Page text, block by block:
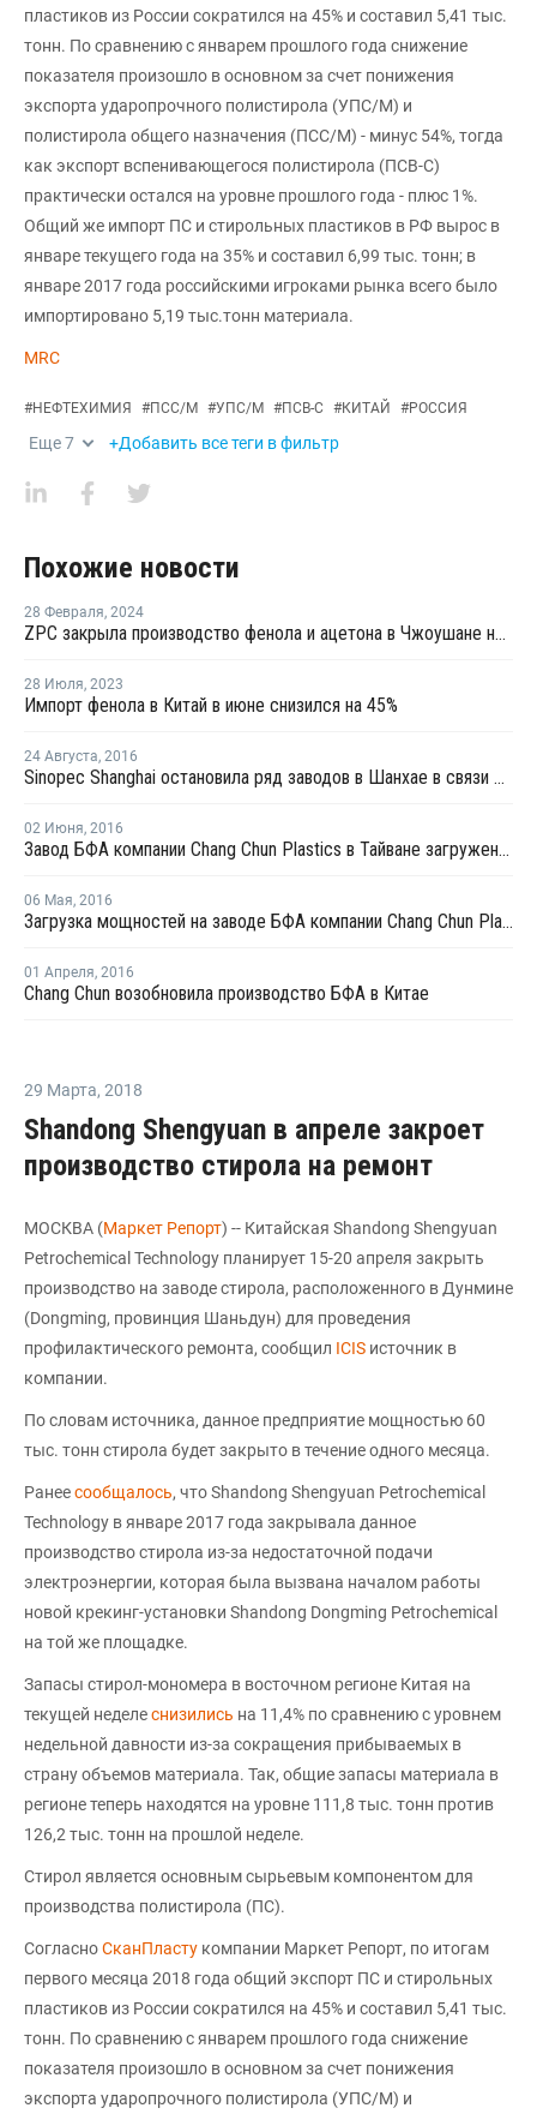
пластиков из России сократился на 45% и составил 5,41 тыс.
тонн. По сравнению с январем прошлого года снижение
показателя произошло в основном за счет понижения
экспорта ударопрочного полистирола (УПС/М) и
полистирола общего назначения (ПСС/М) - минус 54%, тогда
как экспорт вспенивающегося полистирола (ПСВ-С)
практически остался на уровне прошлого года - плюс 1%.
Общий же импорт ПС и стирольных пластиков в РФ вырос в
январе текущего года на 35% и составил 6,99 тыс. тонн; в
январе 2017 года российскими игроками рынка всего было
импортировано 5,19 тыс.тонн материала.
MRC
#НЕФТЕХИМИЯ #ПСС/М #УПС/М #ПСВ-С #КИТАЙ #РОССИЯ
Еще7 +Добавить все теги в фильтр
Похожие новости
28 Февраля, 2024
ZPC закрыла производство фенола и ацетона в Чжоушане на ремонт
28 Июля, 2023
Импорт фенола в Китай в июне снизился на 45%
24 Августа, 2016
Sinopec Shanghai остановила ряд заводов в Шанхае в связи с проведением саммита G20 в начале сентября
02 Июня, 2016
Завод БФА компании Chang Chun Plastics в Тайване загружен в июне на 90%
06 Мая, 2016
Загрузка мощностей на заводе БФА компании Chang Chun Plastics в Китае составляет 90%
01 Апреля, 2016
Chang Chun возобновила производство БФА в Китае
29 Марта, 2018
Shandong Shengyuan в апреле закроет
производство стирола на ремонт
МОСКВА (Маркет Репорт) -- Китайская Shandong Shengyuan
Petrochemical Technology планирует 15-20 апреля закрыть
производство на заводе стирола, расположенного в Дунмине
(Dongming, провинция Шаньдун) для проведения
профилактического ремонта, сообщил ICIS источник в
компании.
По словам источника, данное предприятие мощностью 60
тыс. тонн стирола будет закрыто в течение одного месяца.
Ранеесообщалось, что Shandong Shengyuan Petrochemical
Technology в январе 2017 года закрывала данное
производство стирола из-за недостаточной подачи
электроэнергии, которая была вызвана началом работы
новой крекинг-установки Shandong Dongming Petrochemical
на той же площадке.
Запасы стирол-мономера в восточном регионе Китая на
текущей неделеснизились на 11,4% по сравнению с уровнем
недельной давности из-за сокращения прибываемых в
страну объемов материала. Так, общие запасы материала в
регионе теперь находятся на уровне 111,8 тыс. тонн против
126,2 тыс. тонн на прошлой неделе.
Стирол является основным сырьевым компонентом для
производства полистирола (ПС).
СогласноСканПласту компании Маркет Репорт, по итогам
первого месяца 2018 года общий экспорт ПС и стирольных
пластиков из России сократился на 45% и составил 5,41 тыс.
тонн. По сравнению с январем прошлого года снижение
показателя произошло в основном за счет понижения
экспорта ударопрочного полистирола (УПС/М) и